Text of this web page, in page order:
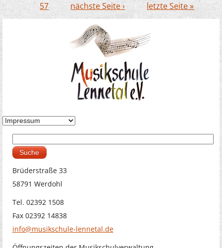
57
nächste Seite › letzte Seite »
Suchformular
Brüderstraße 33
58791 Werdohl
Tel. 02392 1508
Fax 02392 14838
info@musikschule-lennetal.de